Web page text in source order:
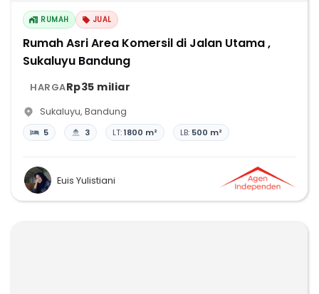
RUMAH JUAL
Rumah Asri Area Komersil di Jalan Utama ,
Sukaluyu Bandung
HARGARp35 miliar
Sukaluyu, Bandung
5 3 LT:1800 m² LB: 500 m²
Euis Yulistiani